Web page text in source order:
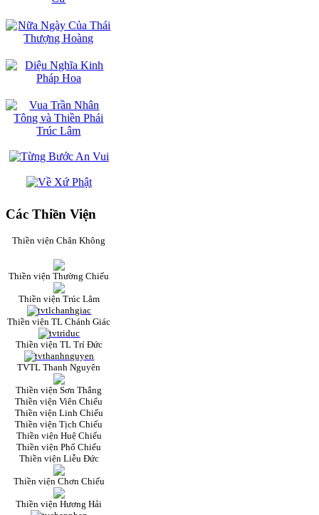
Các Thiền Viện
Thiền viện Chân Không
Thiền viện Thường Chiếu
Thiền viện Trúc Lâm
Thiền viện TL Chánh Giác
Thiền viện TL Trí Đức
TVTL Thanh Nguyên
Thiền viện Sơn Thắng
Thiền viện Viên Chiếu
Thiền viện Linh Chiếu
Thiền viện Tịch Chiếu
Thiền viện Huệ Chiếu
Thiền viện Phổ Chiếu
Thiền viện Liễu Đức
Thiền viện Chơn Chiếu
Thiền viện Hương Hải